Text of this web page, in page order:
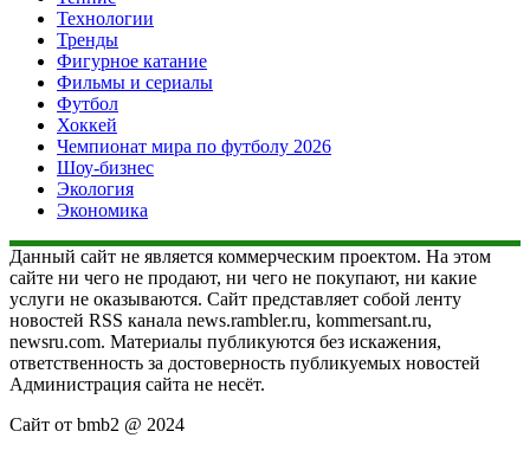
Технологии
Тренды
Фигурное катание
Фильмы и сериалы
Футбол
Хоккей
Чемпионат мира по футболу 2026
Шоу-бизнес
Экология
Экономика
Данный сайт не является коммерческим проектом. На этом
сайте ни чего не продают, ни чего не покупают, ни какие
услуги не оказываются. Сайт представляет собой ленту
новостей RSS канала news.rambler.ru, kommersant.ru,
newsru.com. Материалы публикуются без искажения,
ответственность за достоверность публикуемых новостей
Администрация сайта не несёт.
Сайт от bmb2 @ 2024